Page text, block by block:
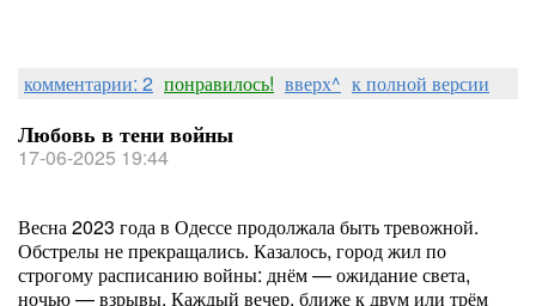
комментарии: 2 понравилось! вверх^ к полной версии
Любовь в тени войны
17-06-2025 19:44
Весна 2023 года в Одессе продолжала быть тревожной.
Обстрелы не прекращались. Казалось, город жил по
строгому расписанию войны: днём — ожидание света,
ночью — взрывы. Каждый вечер, ближе к двум или трём